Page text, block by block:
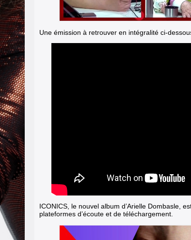
Une émission à retrouver en intégralité ci-
ICONICS, le nouvel album d’Arielle Dombasle,
plateformes d’écoute et de téléchargement.